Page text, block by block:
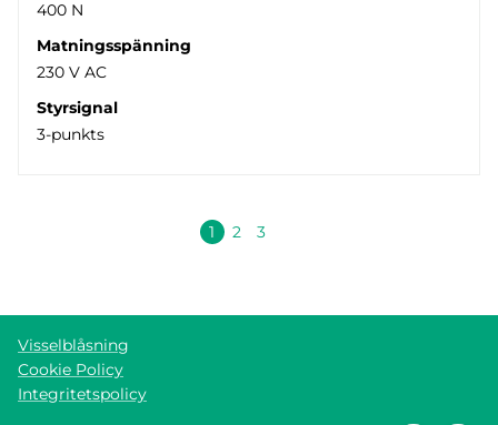
400 N
Matningsspänning
230 V AC
Styrsignal
3-punkts
1 2 3
Visselblåsning
Cookie Policy
Integritetspolicy